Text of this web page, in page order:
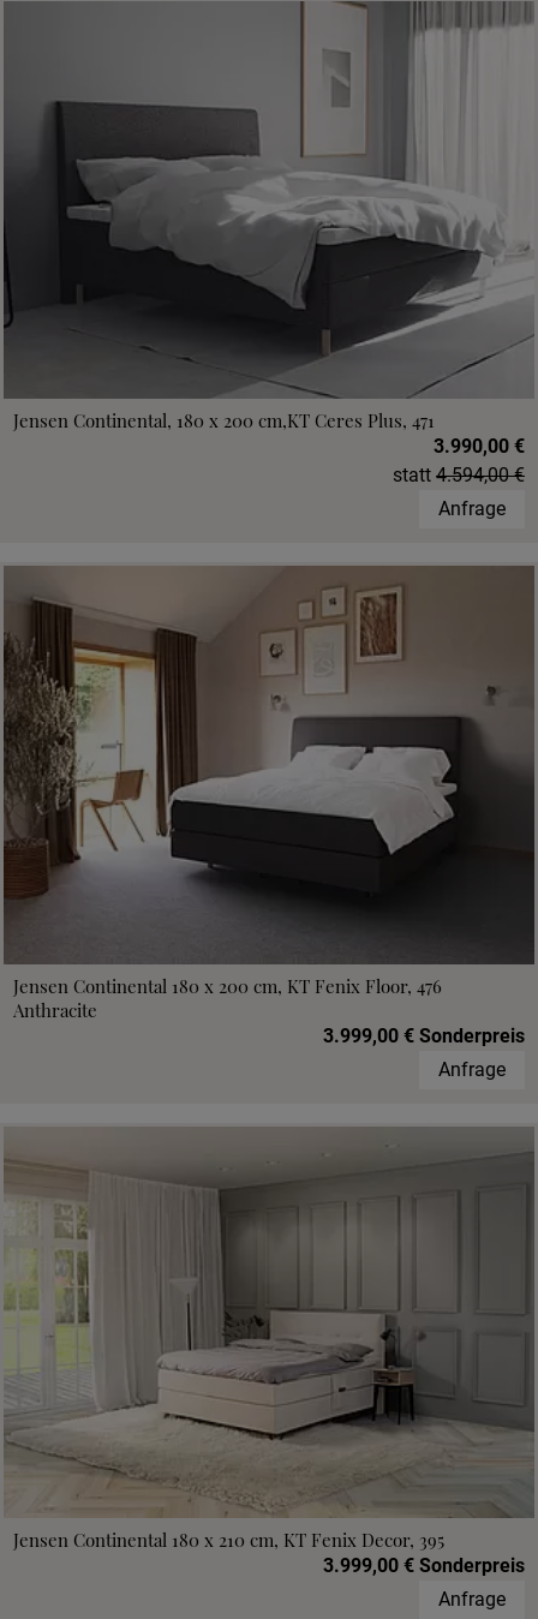
Jensen Continental, 180 x 200 cm,KT Ceres Plus, 471
3.990,00 €
statt 4.594,00 €
Anfrage
Jensen Continental 180 x 200 cm, KT Fenix Floor, 476
Anthracite
3.999,00 € Sonderpreis
Anfrage
Jensen Continental 180 x 210 cm, KT Fenix Decor, 395
3.999,00 € Sonderpreis
Anfrage